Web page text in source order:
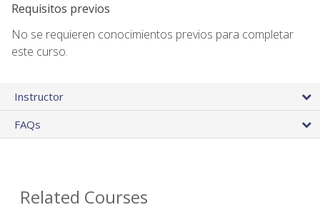
Requisitos previos
No se requieren conocimientos previos para completar
este curso.
Instructor
FAQs
Related Courses